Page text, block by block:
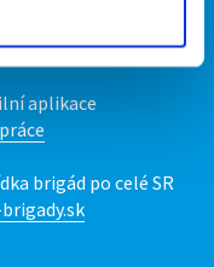
práce z celé ČR
aplikace
brigád po celé SR